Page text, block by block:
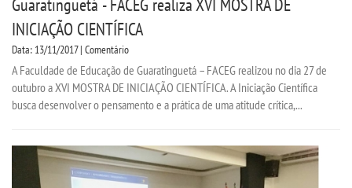
INICIAÇÃO CIENTÍFICA
Data: 13/11/2017 | Comentário
A Faculdade de Educação de Guaratinguetá – FACEG realizou no dia 27 de
outubro a XVI MOSTRA DE INICIAÇÃO CIENTÍFICA. A Iniciação Científica
busca desenvolver o pensamento e a prática de uma atitude crítica,...